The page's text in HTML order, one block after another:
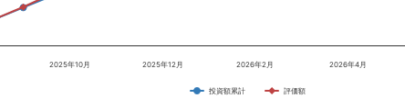
投資額累計 評価額
2025年10月 2025年12月 2026年2月 2026年4月